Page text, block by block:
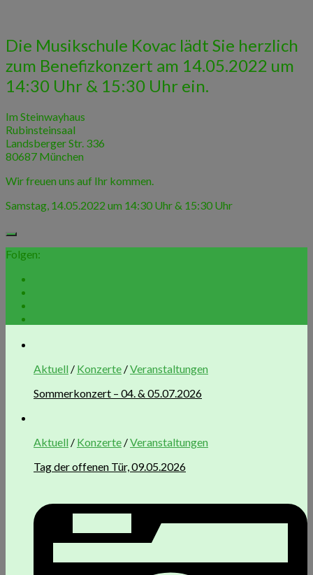
Die Musikschule Kovac lädt Sie herzlich
zum Benefizkonzert am 14.05.2022 um
14:30 Uhr & 15:30 Uhr ein.
Im Steinwayhaus
Rubinsteinsaal
Landsberger Str. 336
80687 München
Wir freuen uns auf Ihr kommen.
Samstag, 14.05.2022 um 14:30 Uhr & 15:30 Uhr
Folgen:
Aktuell / Konzerte /Veranstaltungen
Sommerkonzert – 04. & 05.07.2026
Aktuell / Konzerte /Veranstaltungen
Tag der offenen Tür, 09.05.2026